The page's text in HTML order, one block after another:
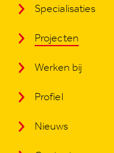
Specialisaties
Projecten
Werken bij
Profiel
Nieuws